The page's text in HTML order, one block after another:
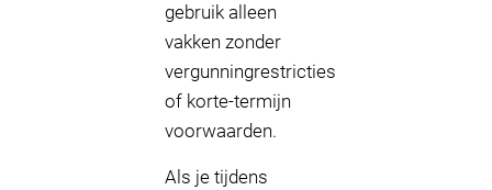
gebruik alleen
vakken zonder
vergunningrestricties
of korte-termijn
voorwaarden.
Als je tijdens